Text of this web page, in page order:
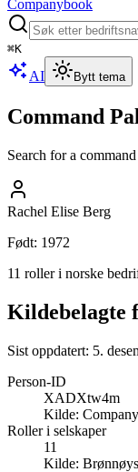
Companybook
⌘K
AI Bytt tema
Command
Search for a
Rachel Elise Berg
Født: 1972
11 roller i norske
Kildebelagte
Sist oppdatert: 5.
Person-ID
XADXtw4m
Kilde:
Roller i selskaper
11
Kilde: